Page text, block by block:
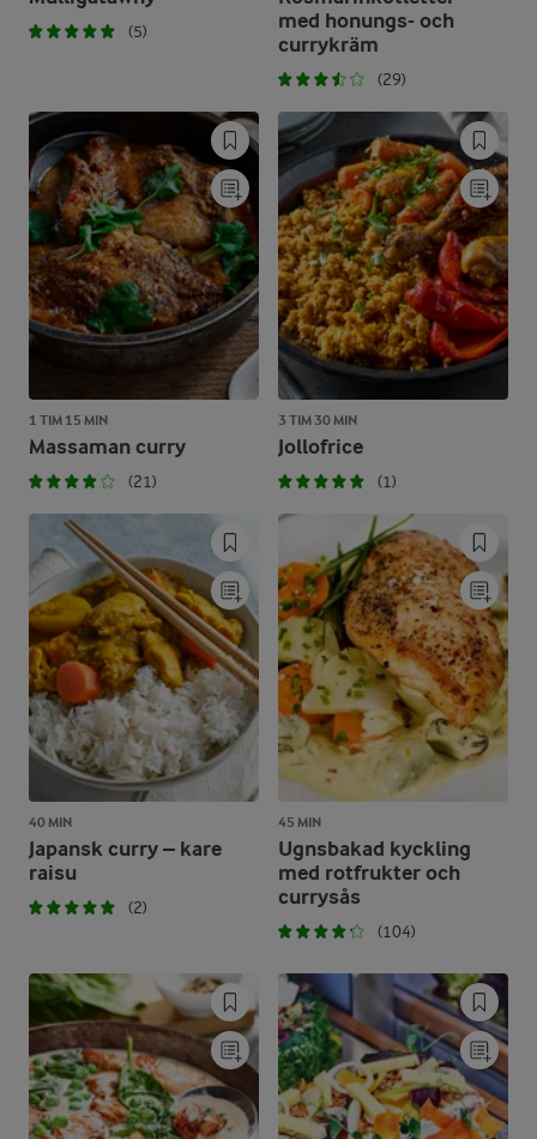
(5)
med honungs- och
currykräm
(29)
1 TIM 15 MIN
Massaman curry
(21)
3 TIM 30 MIN
Jollofrice
(1)
40 MIN
Japansk curry – kare
raisu
(2)
45 MIN
Ugnsbakad kyckling
med rotfrukter och
currysås
(104)